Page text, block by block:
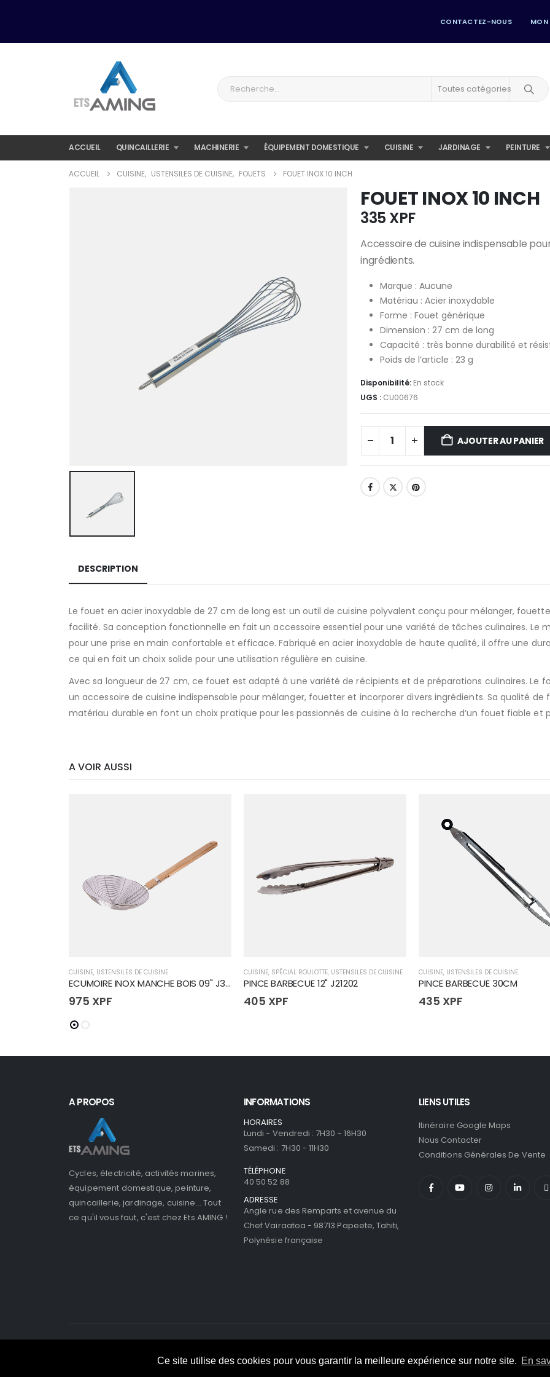
Ce site utilise des cookies pour vous garantir la meilleure expérience sur notre site. En
CONTACTEZ-NOUS MON
Toutes catégories
ACCUEIL QUINCAILLERIE MACHINERIE ÉQUIPEMENT DOMESTIQUE CUISINE JARDINAGE PEINTURE
ACCUEIL CUISINE, USTENSILES DE CUISINE, FOUETS FOUET INOX 10 INCH
FOUET INOX 10 INCH
335 XPF
Accessoire de cuisine indispensable
ingrédients.
Marque : Aucune
Matériau : Acier inoxydable
Forme : Fouet générique
Dimension : 27 cm de long
Capacité : très bonne durabilité et
Poids de l’article : 23 g
Disponibilité: En stock
UGS : CU00676
AJOUTER AU PANIER
DESCRIPTION
Le fouet en acier inoxydable de 27 cm de long est un outil de cuisine polyvalent conçu pour mélanger,
facilité. Sa conception fonctionnelle en fait un accessoire essentiel pour une variété de tâches culinaires.
pour une prise en main confortable et efficace. Fabriqué en acier inoxydable de haute qualité, il offre une
ce qui en fait un choix solide pour une utilisation régulière en cuisine.
Avec sa longueur de 27 cm, ce fouet est adapté à une variété de récipients et de préparations culinaires. Le
un accessoire de cuisine indispensable pour mélanger, fouetter et incorporer divers ingrédients. Sa qualité de
matériau durable en font un choix pratique pour les passionnés de cuisine à la recherche d’un fouet fiable et
A VOIR AUSSI
CUISINE, USTENSILES DE CUISINE
ECUMOIRE INOX MANCHE BOIS 09" J34305 (50
975 XPF
CUISINE, SPÉCIAL ROULOTTE, USTENSILES DE CUISINE
PINCE BARBECUE 12" J21202
405 XPF
CUISINE, USTENSILES DE CUISINE
PINCE BARBECUE 30CM
435 XPF
A PROPOS
Cycles, électricité, activités marines,
équipement domestique, peinture,
quincaillerie, jardinage, cuisine... Tout
ce qu'il vous faut, c'est chez Ets AMING !
INFORMATIONS
HORAIRES
Lundi - Vendredi : 7H30 - 16H30
Samedi : 7H30 - 11H30
TÉLÉPHONE
40 50 52 88
ADRESSE
Angle rue des Remparts et avenue du
Chef Vairaatoa - 98713 Papeete, Tahiti,
Polynésie française
LIENS UTILES
Itinéraire Google Maps
Nous Contacter
Conditions Générales De Vente